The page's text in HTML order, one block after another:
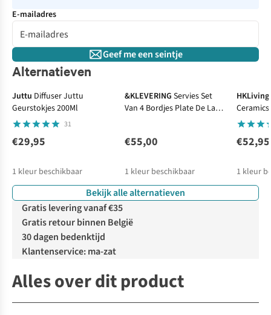
E-mailadres
Geef me een seintje
Alternatieven
Juttu Diffuser Juttu
Geurstokjes 200Ml
31
€29,95
1 kleur beschikbaar
&KLEVERING Servies Set
Van 4 Bordjes Plate De La
€55,00
1 kleur beschikbaar
HKLiving
Geyser
€52,95
1 kleur
Bekijk alle alternatieven
Gratis levering vanaf €35
Gratis retour binnen België
30 dagen bedenktijd
Klantenservice: ma-zat
Alles over dit product